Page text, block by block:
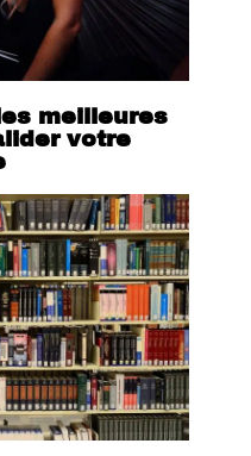
meilleures
votre